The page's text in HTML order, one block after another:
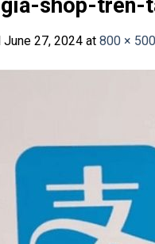
shop-tren-
June 27, 2024 at 800 × 500